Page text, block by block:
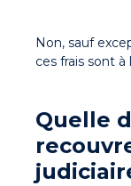
Non, sauf
ces frais sont
Quelle